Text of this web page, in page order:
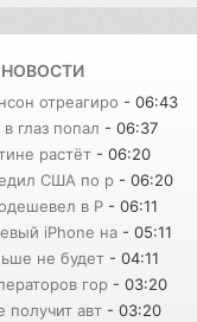
НОВОСТИ
отреагиро - 06:43
глаз попал - 06:37
растёт - 06:20
США по р - 06:20
в Р - 06:11
iPhone на - 05:11
не будет - 04:11
гор - 03:20
получит авт - 03:20